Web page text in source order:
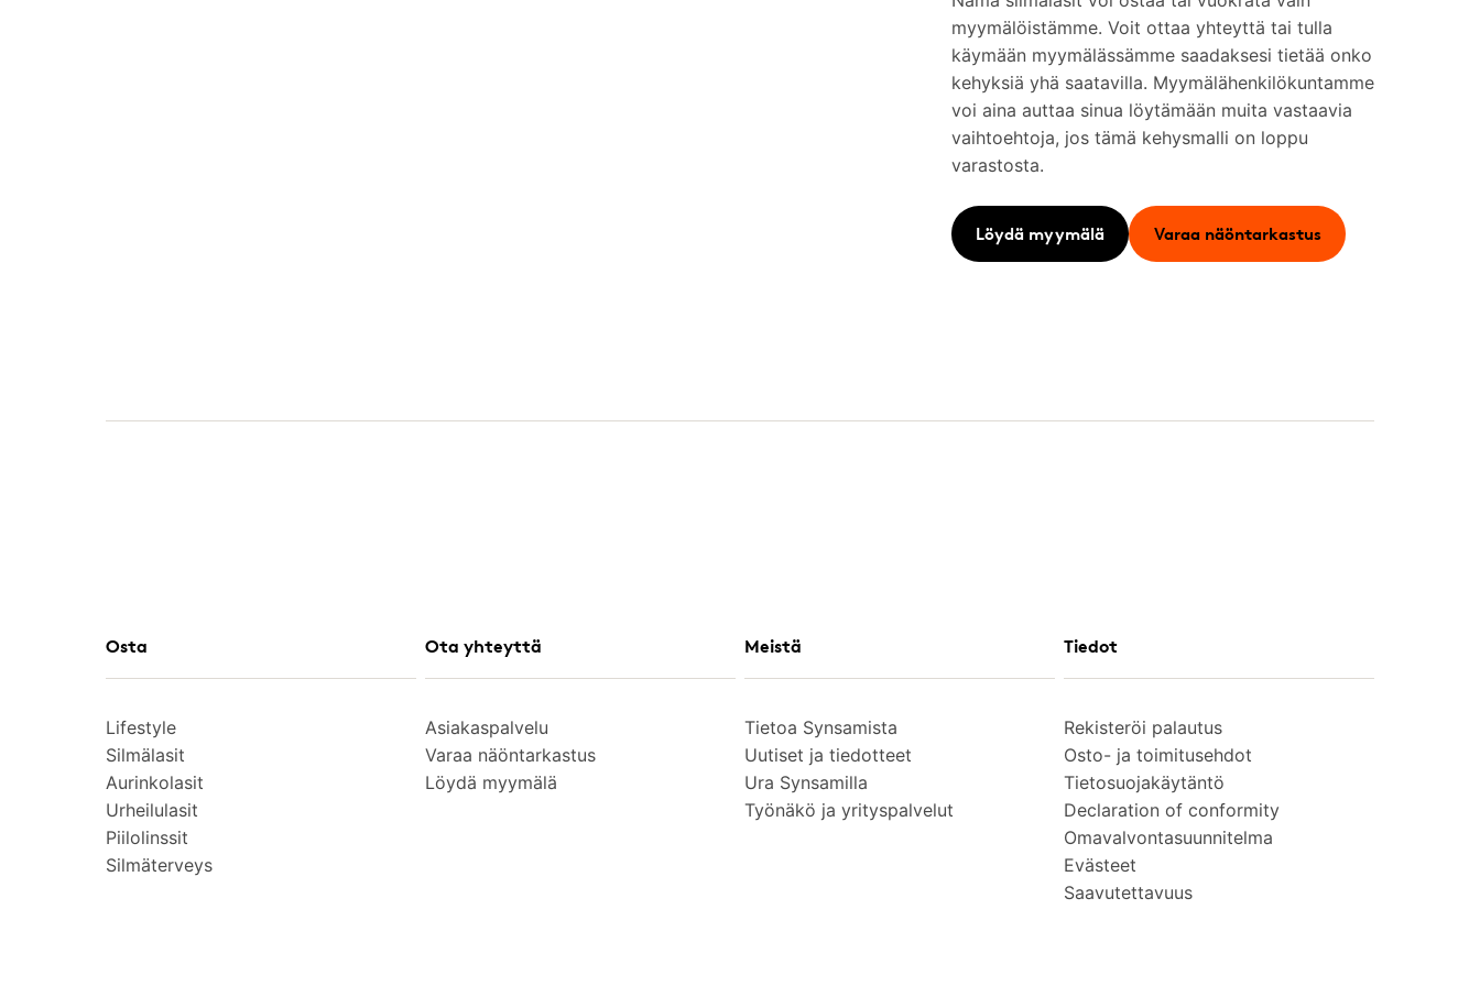
myymälöistämme. Voit ottaa yhteyttä tai tulla
käymään myymälässämme saadaksesi tietää onko
kehyksiä yhä saatavilla. Myymälähenkilökuntamme
voi aina auttaa sinua löytämään muita vastaavia
vaihtoehtoja, jos tämä kehysmalli on loppu
varastosta.
Löydä myymälä Varaa näöntarkastus
Osta
Lifestyle
Silmälasit
Aurinkolasit
Urheilulasit
Piilolinssit
Silmäterveys
Ota yhteyttä
Asiakaspalvelu
Varaa näöntarkastus
Löydä myymälä
Meistä
Tietoa Synsamista
Uutiset ja tiedotteet
Ura Synsamilla
Työnäkö ja yrityspalvelut
Tiedot
Rekisteröi palautus
Osto- ja toimitusehdot
Tietosuojakäytäntö
Declaration of conformity
Omavalvontasuunnitelma
Evästeet
Saavutettavuus